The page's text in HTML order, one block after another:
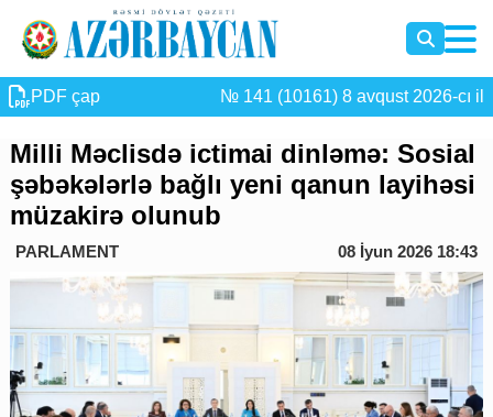
PDF çap № 141 (10161) 8 avqust 2026-cı il
Milli Məclisdə ictimai dinləmə: Sosial
şəbəkələrlə bağlı yeni qanun layihəsi
müzakirə olunub
PARLAMENT 08 İyun 2026 18:43